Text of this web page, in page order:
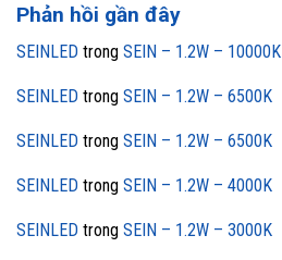
Phản hồi gần đây
SEINLED trong SEIN – 1.2W – 10000K
SEINLED trong SEIN – 1.2W – 6500K
SEINLED trong SEIN – 1.2W – 6500K
SEINLED trong SEIN – 1.2W – 4000K
SEINLED trong SEIN – 1.2W – 3000K